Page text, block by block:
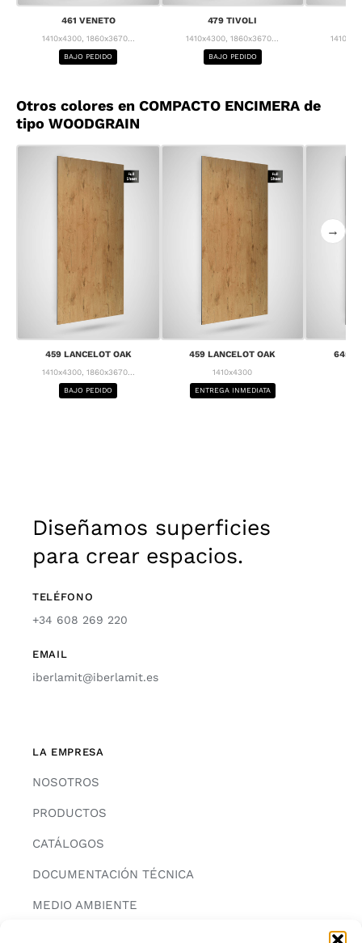
461 VENETO
1410x4300, 1860x3670...
BAJO PEDIDO
479 TIVOLI
1410x4300, 1860x3670...
BAJO PEDIDO
Otros colores en COMPACTO ENCIMERA de
tipo WOODGRAIN
459 LANCELOT OAK
1410x4300, 1860x3670...
BAJO PEDIDO
459 LANCELOT OAK
1410x4300
ENTREGA INMEDIATA
645
→
Diseñamos superficies
para crear espacios.
TELÉFONO
+34 608 269 220
EMAIL
iberlamit@iberlamit.es
LA EMPRESA
NOSOTROS
PRODUCTOS
CATÁLOGOS
DOCUMENTACIÓN TÉCNICA
MEDIO AMBIENTE